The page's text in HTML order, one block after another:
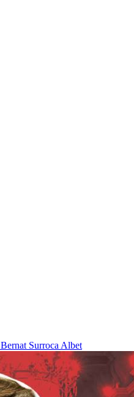
Bernat Surroca Albet